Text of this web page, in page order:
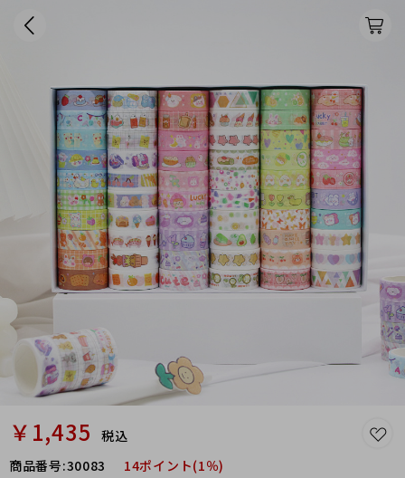
￥1,435
税込
商品番号:30083 14ポイント(1％)